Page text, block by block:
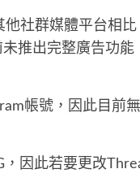
社群媒體平台相比
推出完整廣告功能
帳號，因此目前
因此若要更改